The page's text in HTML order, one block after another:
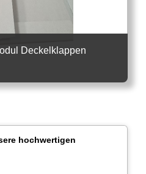
Deckelklappen
hochwertigen